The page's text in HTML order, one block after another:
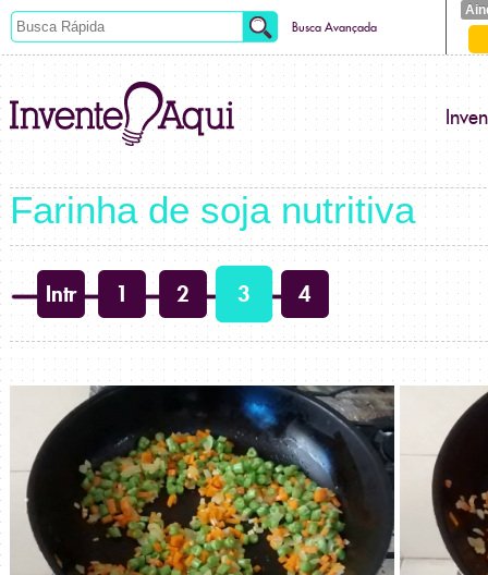
Busca Avançada
Farinha de soja nutritiva
Intr 1 2 3 4